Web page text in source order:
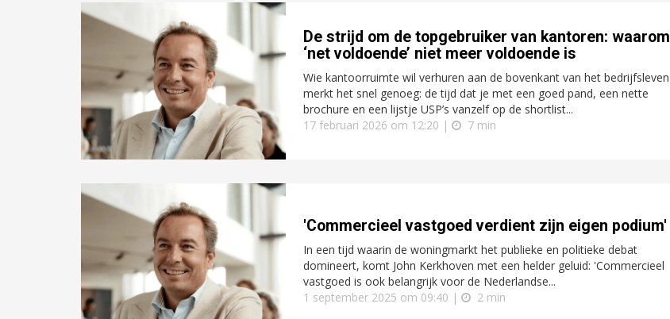
De strijd om de topgebruiker van kantoren: waarom
‘net voldoende’ niet meer voldoende is
Wie kantoorruimte wil verhuren aan de bovenkant van het bedrijfsleven
merkt het snel genoeg: de tijd dat je met een goed pand, een nette
brochure en een lijstje USP’s vanzelf op de shortlist...
17 februari 2026 om 12:20 |
7 min
'Commercieel vastgoed verdient zijn eigen podium'
In een tijd waarin de woningmarkt het publieke en politieke debat
domineert, komt John Kerkhoven met een helder geluid: 'Commercieel
vastgoed is ook belangrijk voor de Nederlandse...
1 september 2025 om 09:40 |
2 min